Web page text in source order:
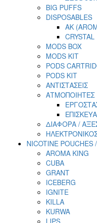
BIG PUFFS
DISPOSABLES
AK
CRYSTAL
MODS BOX
MODS KIT
PODS
PODS KIT
ΑΝΤΙΣΤΑΣΕΙΣ
ΑΤΜΟΠΟΙΗΤΕΣ
ΔΙΑΦΟΡΑ /
NICOTINE POUCHES
AROMA KING
CUBA
GRANT
ICEBERG
IGNITE
KILLA
KURWA
LIPS